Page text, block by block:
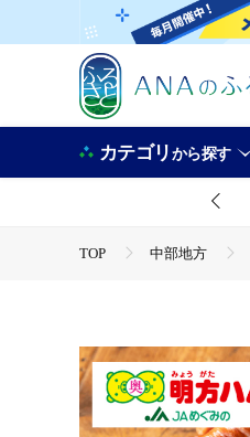
カテゴリから探す
TOP 中部地方